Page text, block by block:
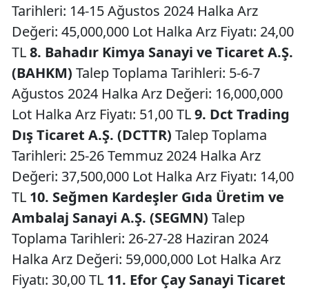
Tarihleri: 14-15 Ağustos 2024 Halka Arz
Değeri: 45,000,000 Lot Halka Arz Fiyatı: 24,00
TL8. Bahadır Kimya Sanayi ve Ticaret A.Ş.
(BAHKM) Talep Toplama Tarihleri: 5-6-7
Ağustos 2024 Halka Arz Değeri: 16,000,000
Lot Halka Arz Fiyatı: 51,00 TL9. Dct Trading
Dış Ticaret A.Ş. (DCTTR) Talep Toplama
Tarihleri: 25-26 Temmuz 2024 Halka Arz
Değeri: 37,500,000 Lot Halka Arz Fiyatı: 14,00
TL 10. Seğmen Kardeşler Gıda Üretim ve
Ambalaj Sanayi A.Ş. (SEGMN) Talep
Toplama Tarihleri: 26-27-28 Haziran 2024
Halka Arz Değeri: 59,000,000 Lot Halka Arz
Fiyatı: 30,00 TL 11. Efor Çay Sanayi Ticaret